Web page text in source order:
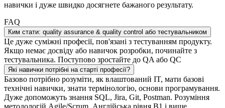
навички і дуже швидко досягнете бажаного результату.
FAQ
Ким стати: quality assurance & quality control або тестувальником
Це дуже суміжні професії, пов'язані з тестуванням продукту.
Якщо немає досвіду або навичок розробки, починайте з
тестувальника. Поступово зростайте до QA або QC
Які навички потрібні на старті професії?
Базово потрібно розуміти, як влаштований IT, мати базові
технічні навички, знати термінологію, основи програмування.
Дуже допоможуть знання SQL, Jira, Git, Postman. Розуміння
методологій Agile/Scrum. Англійська рівня B1 і вище